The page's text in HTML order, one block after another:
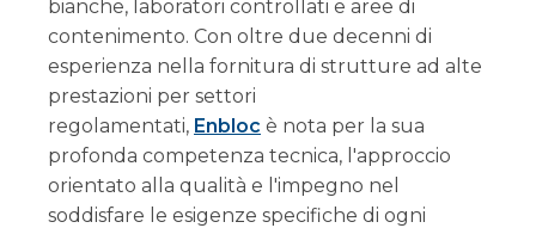
bianche, laboratori controllati e aree di
contenimento. Con oltre due decenni di
esperienza nella fornitura di strutture ad alte
prestazioni per settori
regolamentati, Enbloc è nota per la sua
profonda competenza tecnica, l'approccio
orientato alla qualità e l'impegno nel
soddisfare le esigenze specifiche di ogni